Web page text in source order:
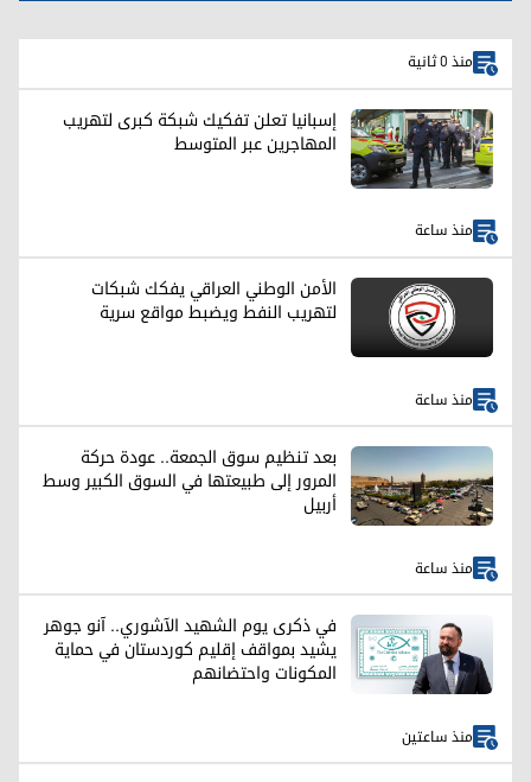
منذ 0 ثانية
إسبانيا تعلن تفكيك شبكة كبرى لتهريب
المهاجرين عبر المتوسط
منذ ساعة
الأمن الوطني العراقي يفكك شبكات
لتهريب النفط ويضبط مواقع سرية
منذ ساعة
بعد تنظيم سوق الجمعة.. عودة حركة
المرور إلى طبيعتها في السوق الكبير وسط
أربيل
منذ ساعة
في ذكرى يوم الشهيد الآشوري.. آنو جوهر
يشيد بمواقف إقليم كوردستان في حماية
المكونات واحتضانهم
منذ ساعتين